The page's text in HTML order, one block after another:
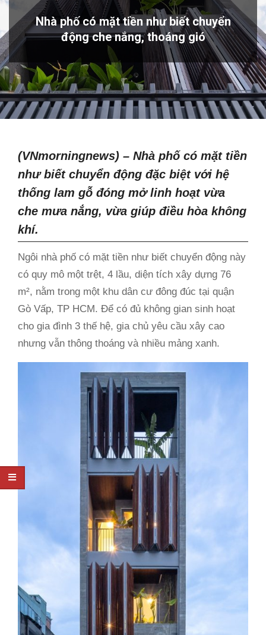
Nhà phố có mặt tiền như biết chuyển
động che nắng, thoáng gió
(VNmorningnews) – Nhà phố có mặt tiền
như biết chuyển động đặc biệt với hệ
thống lam gỗ đóng mở linh hoạt vừa
che mưa nắng, vừa giúp điều hòa không
khí.
Ngôi nhà phố có mặt tiền như biết chuyển động này
có quy mô một trệt, 4 lầu, diện tích xây dựng 76
m², nằm trong một khu dân cư đông đúc tại quận
Gò Vấp, TP HCM. Để có đủ không gian sinh hoạt
cho gia đình 3 thế hệ, gia chủ yêu cầu xây cao
nhưng vẫn thông thoáng và nhiều mảng xanh.